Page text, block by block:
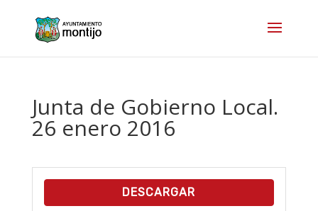
Junta de Gobierno Local.
26 enero 2016
DESCARGAR